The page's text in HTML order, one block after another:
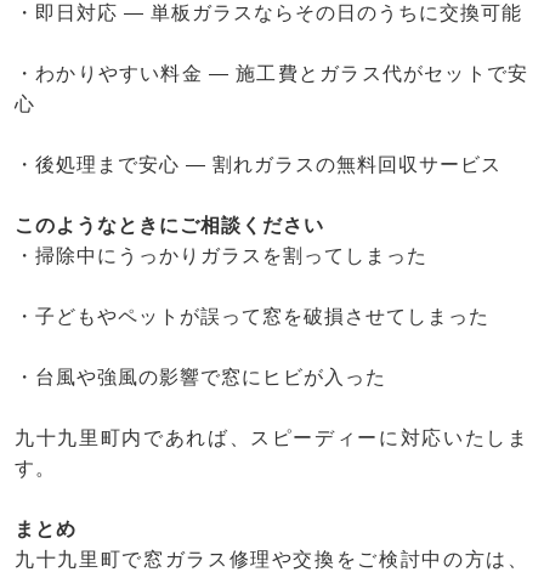
・即日対応 ― 単板ガラスならその日のうちに交換可能
・わかりやすい料金 ― 施工費とガラス代がセットで安
心
・後処理まで安心 ― 割れガラスの無料回収サービス
このようなときにご相談ください
・掃除中にうっかりガラスを割ってしまった
・子どもやペットが誤って窓を破損させてしまった
・台風や強風の影響で窓にヒビが入った
九十九里町内であれば、スピーディーに対応いたしま
す。
まとめ
九十九里町で窓ガラス修理や交換をご検討中の方は、